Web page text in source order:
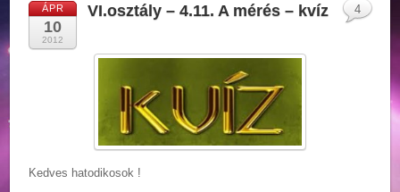
ÁPR
10
2012
VI.osztály – 4.11. A mérés – kvíz
Kedves hatodikosok !
4